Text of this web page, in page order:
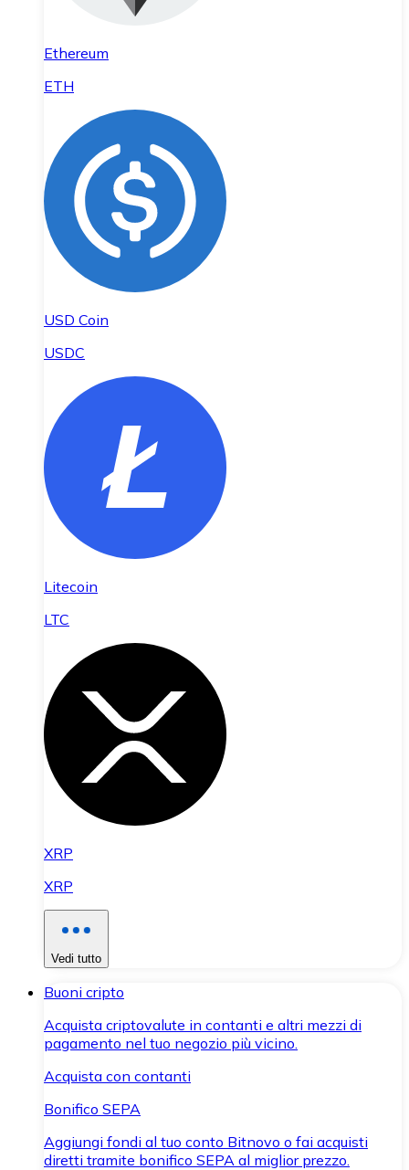
Ethereum
ETH
USD Coin
USDC
Litecoin
LTC
XRP
XRP
Vedi tutto
Buoni cripto
Acquista criptovalute in contanti e altri mezzi di
pagamento nel tuo negozio più vicino.
Acquista con contanti
Bonifico SEPA
Aggiungi fondi al tuo conto Bitnovo o fai acquisti
diretti tramite bonifico SEPA al miglior prezzo.